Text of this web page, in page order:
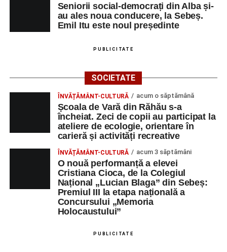
SÂMBĂTĂ, 22 AUGUST 2026
Platoul Centrului Cultural „Lucian
Blaga” Sebeș
(Race Office) pentru competiția„Cicloaventurier de
Râpa Roșie
Orele 17.00–20.00
– Antrenamente libere pe traseul de
Centrul Cultural „Lucian Blaga”
Sebeș – Sala de spectacole
– Proiecție cinematografică:
Seniorii social-democrați din Alba și-
au ales noua conducere, la Sebeș.
Emil Itu este noul președinte
PUBLICITATE
SOCIETATE
ÎNVĂȚĂMÂNT-CULTURĂ acum o săptămână
Școala de Vară din Răhău s-a
încheiat. Zeci de copii au participat la
ateliere de ecologie, orientare în
carieră și activități recreative
ÎNVĂȚĂMÂNT-CULTURĂ acum 3 săptămâni
O nouă performanță a elevei
Cristiana Cioca, de la Colegiul
Național „Lucian Blaga” din Sebeș:
Premiul III la etapa națională a
Concursului „Memoria
Holocaustului”
PUBLICITATE